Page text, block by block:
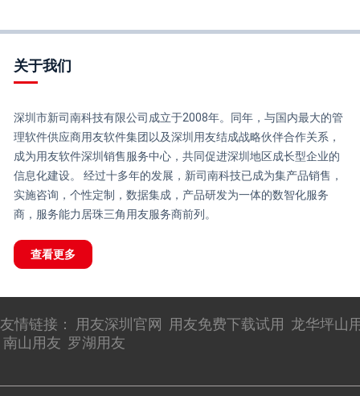
关于我们
深圳市新司南科技有限公司成立于2008年。同年，与国内最大的管
理软件供应商用友软件集团以及深圳用友结成战略伙伴合作关系，
成为用友软件深圳销售服务中心，共同促进深圳地区成长型企业的
信息化建设。 经过十多年的发展，新司南科技已成为集产品销售，
实施咨询，个性定制，数据集成，产品研发为一体的数智化服务
商，服务能力居珠三角用友服务商前列。
查看更多
友情链接： 用友深圳官网 用友免费下载试用 龙华坪山
南山用友 罗湖用友